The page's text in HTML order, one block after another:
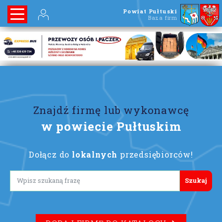
Powiat Pułtuski
Baza firm
Znajdź firmę lub wykonawcę
w powiecie Pułtuskim
Dołącz do lokalnych przedsiębiorców!
Lorem ipsum